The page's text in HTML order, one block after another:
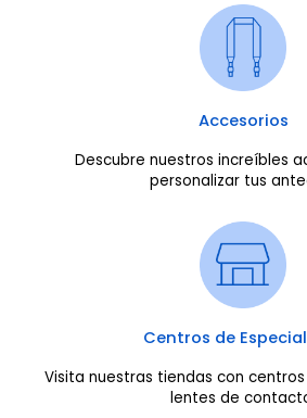
Accesorios
Descubre nuestros increíbles
personalizar tus
Centros de
Visita nuestras tiendas con
lentes de